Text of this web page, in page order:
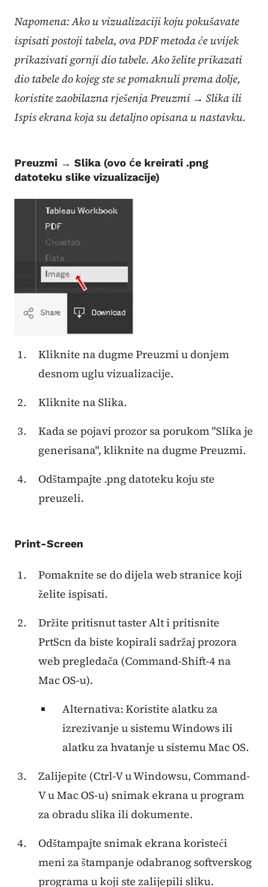
Napomena: Ako u vizualizaciji koju pokušavate
ispisati postoji tabela, ova PDF metoda će uvijek
prikazivati ​​gornji dio tabele. Ako želite prikazati
dio tabele do kojeg ste se pomaknuli prema dolje,
koristite zaobilazna rješenja Preuzmi → Slika ili
Ispis ekrana koja su detaljno opisana u nastavku.
Preuzmi → Slika (ovo će kreirati .png
datoteku slike vizualizacije)
Kliknite na dugme Preuzmi u donjem
desnom uglu vizualizacije.
Kliknite na Slika.
Kada se pojavi prozor sa porukom "Slika je
generisana", kliknite na dugme Preuzmi.
Odštampajte .png datoteku koju ste
preuzeli.
Print-Screen
Pomaknite se do dijela web stranice koji
želite ispisati.
Držite pritisnut taster Alt i pritisnite
PrtScn da biste kopirali sadržaj prozora
web pregledača (Command-Shift-4 na
Mac OS-u).
Alternativa: Koristite alatku za
izrezivanje u sistemu Windows ili
alatku za hvatanje u sistemu Mac OS.
Zalijepite (Ctrl-V u Windowsu, Command-
V u Mac OS-u) snimak ekrana u program
za obradu slika ili dokumente.
Odštampajte snimak ekrana koristeći
meni za štampanje odabranog softverskog
programa u koji ste zalijepili sliku.